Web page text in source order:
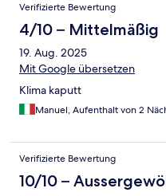
Verifizierte Bewertung
4/10 – Mittelmäßig
19. Aug. 2025
Mit Google übersetzen
Klima kaputt
Manuel, Aufenthalt von 2
Verifizierte Bewertung
10/10 –